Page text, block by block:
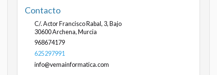
Contacto
C/. Actor Francisco Rabal, 3, Bajo
30600Archena, Murcia
968674179
625297991
info@vemainformatica.com